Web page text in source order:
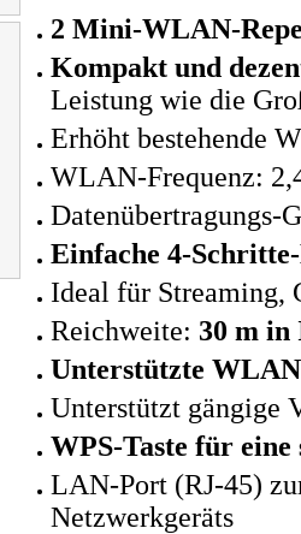
2 Mini-WLAN-
Kompakt und
Leistung wie die
Erhöht bestehende
WLAN-Frequenz:
Datenübertragungs-
Einfache 4-
Ideal für Streaming,
Reichweite: 30 m in
Unterstützte
Unterstützt gängige
WPS-Taste für
LAN-Port (RJ-45)
Netzwerkgeräts